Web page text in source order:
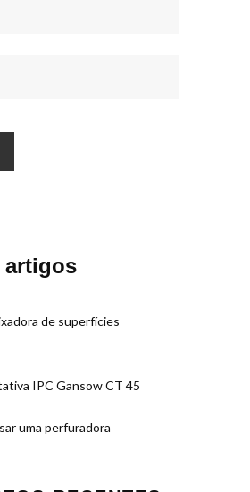
artigos
de superfícies
IPC Gansow CT 45
uma perfuradora